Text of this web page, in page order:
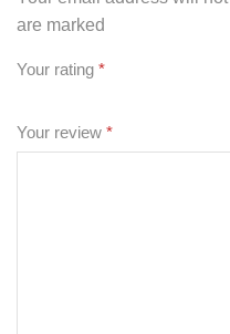
are marked
Your rating *
Your review *